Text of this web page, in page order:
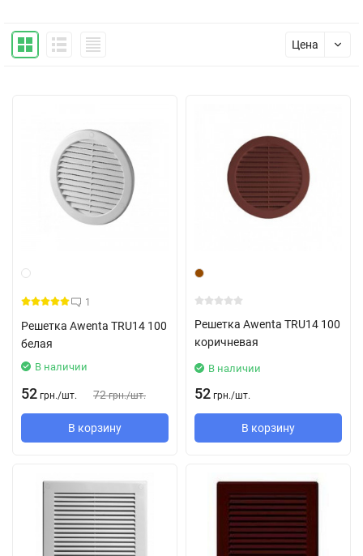
Цена
1
Решетка Awenta TRU14 100
белая
В наличии
52 грн./шт. 72 грн./шт.
В корзину
Решетка Awenta TRU14 100
коричневая
В наличии
52 грн./шт.
В корзину